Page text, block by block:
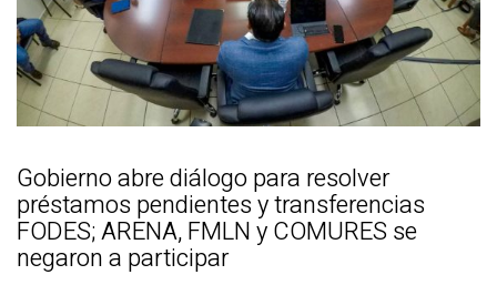
Gobierno abre diálogo para resolver
préstamos pendientes y transferencias
FODES; ARENA, FMLN y COMURES se
negaron a participar